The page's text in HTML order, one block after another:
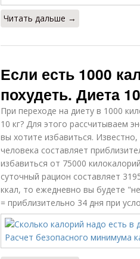
Читать дальше →
Если есть 1000
похудеть. Диета
При переходе на диету в 1000
10 кг? Для этого рассчитываем
вы хотите избавиться.
человека составляет
избавиться от 75000
суточный рацион составляет
ккал, то ежедневно вы будете
= приблизительно 34 дня при